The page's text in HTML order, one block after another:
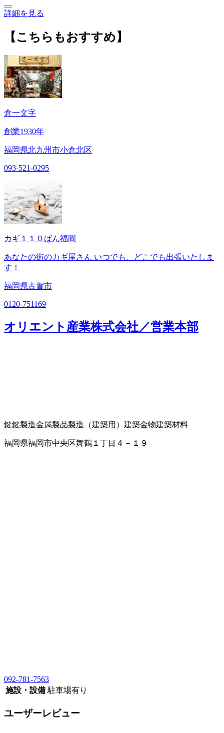
詳細を見る
【こちらもおすすめ】
倉一文字
創業1930年
福岡県北九州市小倉北区
093-521-0295
カギ１１０ばん福岡
あなたの街のカギ屋さん いつでも、どこでも出張いたしま
す！
福岡県古賀市
0120-751169
オリエント産業株式会社／営業本部
鍵鍵製造金属製品製造（建築用） 建築金物建築材料
福岡県福岡市中央区舞鶴１丁目４－１９
092-781-7563
施設・設備 駐車場有り
ユーザーレビュー